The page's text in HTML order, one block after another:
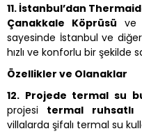
11. İstanbul’dan
Çanakkale Köprüsü ve
sayesinde İstanbul ve
hızlı ve konforlu bir şekilde
Özellikler ve Olanaklar
12. Projede termal su
projesi termal ruhsatlı
villalarda şifalı termal su